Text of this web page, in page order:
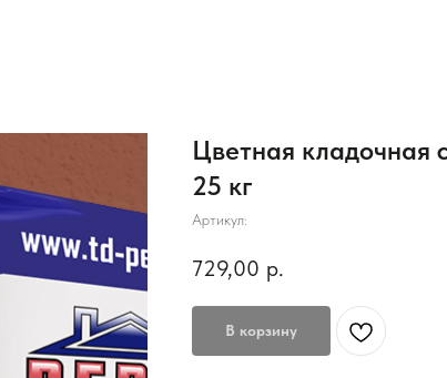
Цветная кладочная
25 кг
Артикул:
729,00 р.
В корзину